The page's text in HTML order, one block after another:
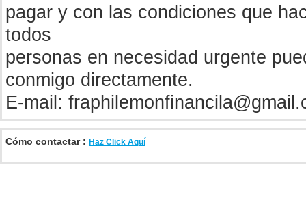
pagar y con las condiciones que
todos
personas en necesidad urgente
conmigo directamente.
E-mail:
Cómo contactar : Haz Click Aquí